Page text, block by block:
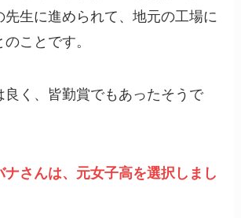
先生に進められて、地元の工場に
ことです。
良く、皆勤賞でもあったそうで
ナさんは、元女子高を選択しまし